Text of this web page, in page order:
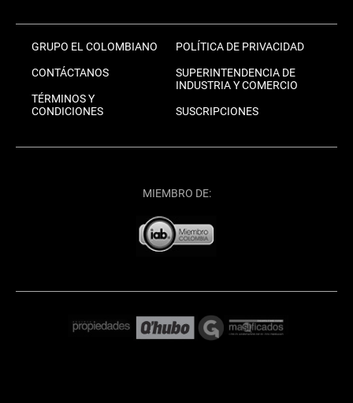
GRUPO EL COLOMBIANO
CONTÁCTANOS
TÉRMINOS Y
CONDICIONES
POLÍTICA DE PRIVACIDAD
SUPERINTENDENCIA DE
INDUSTRIA Y COMERCIO
SUSCRIPCIONES
MIEMBRO DE: